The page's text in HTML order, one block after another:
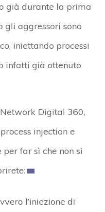
già durante la prima
gli aggressori sono
iniettando processi
infatti già ottenuto
Digital 360,
injection e
far sì che non si
l’iniezione di